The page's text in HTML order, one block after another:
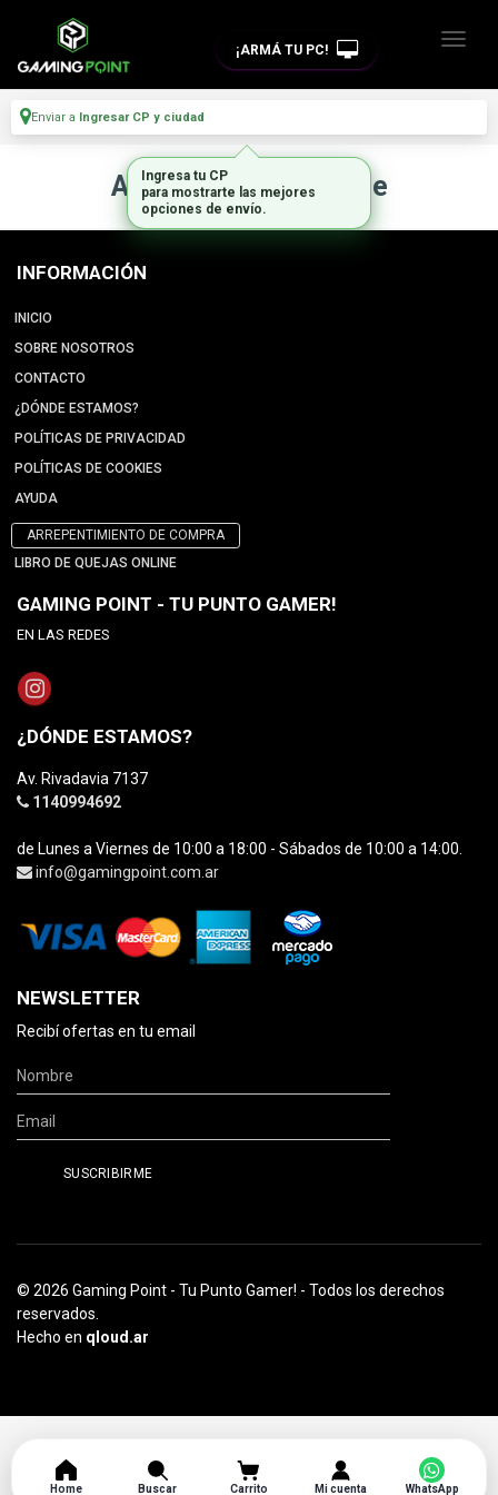
¡ARMÁ TU PC!
Enviar a Ingresar CP y ciudad
Artículo no disponible
INFORMACIÓN
INICIO
SOBRE NOSOTROS
CONTACTO
¿DÓNDE ESTAMOS?
POLÍTICAS DE PRIVACIDAD
POLÍTICAS DE COOKIES
AYUDA
ARREPENTIMIENTO DE COMPRA
LIBRO DE QUEJAS ONLINE
GAMING POINT - TU PUNTO GAMER!
EN LAS REDES
¿DÓNDE ESTAMOS?
Av. Rivadavia 7137
1140994692
de Lunes a Viernes de 10:00 a 18:00 - Sábados de 10:00 a 14:00.
info@gamingpoint.com.ar
NEWSLETTER
Recibí ofertas en tu email
© 2026 Gaming Point - Tu Punto Gamer! - Todos los derechos
reservados.
Hecho en qloud.ar
Home Buscar Carrito Mi cuenta
Ingresa tu CP
para mostrarte las mejores
opciones de envío.